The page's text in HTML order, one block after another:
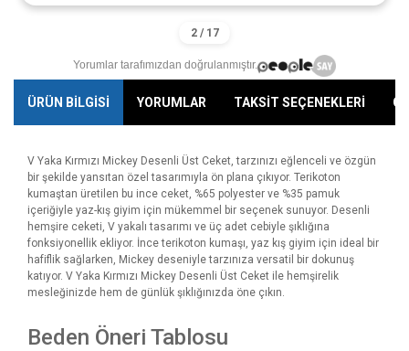
Yorumlar tarafımızdan doğrulanmıştır.
ÜRÜN BİLGİSİ YORUMLAR TAKSİT SEÇENEKLERİ
V Yaka Kırmızı Mickey Desenli Üst Ceket, tarzınızı eğlenceli ve özgün
bir şekilde yansıtan özel tasarımıyla ön plana çıkıyor. Terikoton
kumaştan üretilen bu ince ceket, %65 polyester ve %35 pamuk
içeriğiyle yaz-kış giyim için mükemmel bir seçenek sunuyor. Desenli
hemşire ceketi, V yakalı tasarımı ve üç adet cebiyle şıklığına
fonksiyonellik ekliyor. İnce terikoton kumaşı, yaz kış giyim için ideal bir
hafiflik sağlarken, Mickey deseniyle tarzınıza versatil bir dokunuş
katıyor. V Yaka Kırmızı Mickey Desenli Üst Ceket ile hemşirelik
mesleğinizde hem de günlük şıklığınızda öne çıkın.
Beden Öneri Tablosu